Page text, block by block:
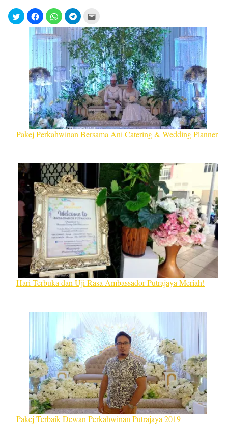
Pakej Perkahwinan Bersama Ani Catering & Wedding Planner
Hari Terbuka dan Uji Rasa Ambassador Putrajaya Meriah!
Pakej Terbaik Dewan Perkahwinan Putrajaya 2019